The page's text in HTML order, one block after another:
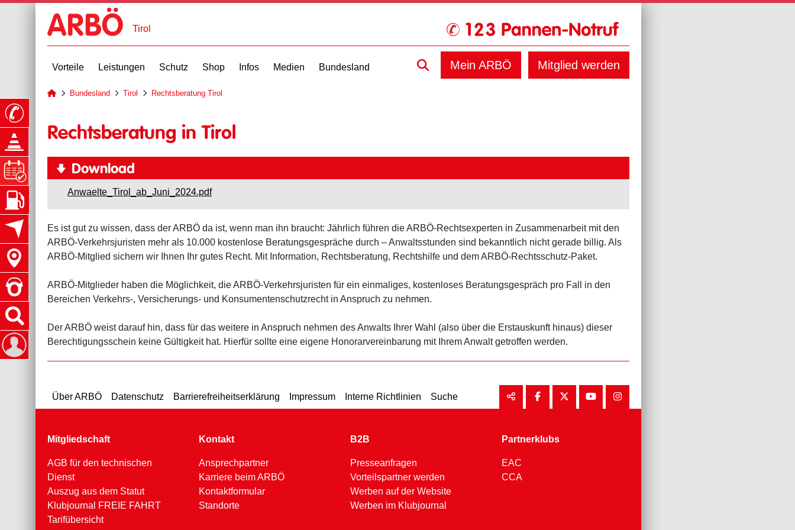
Tirol
Vorteile Leistungen Schutz Shop Infos Medien Bundesland Mein ARBÖ Mitglied werden
zur Startseite
Bundesland Tirol Rechtsberatung Tirol
Rechtsberatung in Tirol
Download
Anwaelte_Tirol_ab_Juni_2024.pdf
Es ist gut zu wissen, dass der ARBÖ da ist, wenn man ihn braucht: Jährlich führen die ARBÖ-Rechtsexperten in Zusammenarbeit mit den
ARBÖ-Verkehrsjuristen mehr als 10.000 kostenlose Beratungsgespräche durch – Anwaltsstunden sind bekanntlich nicht gerade billig. Als
ARBÖ-Mitglied sichern wir Ihnen Ihr gutes Recht. Mit Information, Rechtsberatung, Rechtshilfe und dem ARBÖ-Rechtsschutz-Paket.
ARBÖ-Mitglieder haben die Möglichkeit, die ARBÖ-Verkehrsjuristen für ein einmaliges, kostenloses Beratungsgespräch pro Fall in den
Bereichen Verkehrs-, Versicherungs- und Konsumentenschutzrecht in Anspruch zu nehmen.
Der ARBÖ weist darauf hin, dass für das weitere in Anspruch nehmen des Anwalts Ihrer Wahl (also über die Erstauskunft hinaus) dieser
Berechtigungsschein keine Gültigkeit hat. Hierfür sollte eine eigene Honorarvereinbarung mit Ihrem Anwalt getroffen werden.
Über ARBÖ Datenschutz Barrierefreiheitserklärung Impressum Interne Richtlinien Suche
Mitgliedschaft
AGB für den technischen
Dienst
Auszug aus dem Statut
Klubjournal FREIE FAHRT
Tarifübersicht
Kontakt
Ansprechpartner
Karriere beim ARBÖ
Kontaktformular
Standorte
B2B
Presseanfragen
Vorteilspartner werden
Werben auf der Website
Werben im Klubjournal
Partnerklubs
EAC
CCA